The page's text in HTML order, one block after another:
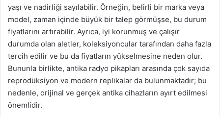
yaşı ve nadirliği sayılabilir. Örneğin, belirli bir marka veya
model, zaman içinde büyük bir talep görmüşse, bu durum
fiyatlarını artırabilir. Ayrıca, iyi korunmuş ve çalışır
durumda olan aletler, koleksiyoncular tarafından daha fazla
tercih edilir ve bu da fiyatların yükselmesine neden olur.
Bununla birlikte, antika radyo pikapları arasında çok sayıda
reprodüksiyon ve modern replikalar da bulunmaktadır; bu
nedenle, orijinal ve gerçek antika cihazların ayırt edilmesi
önemlidir.